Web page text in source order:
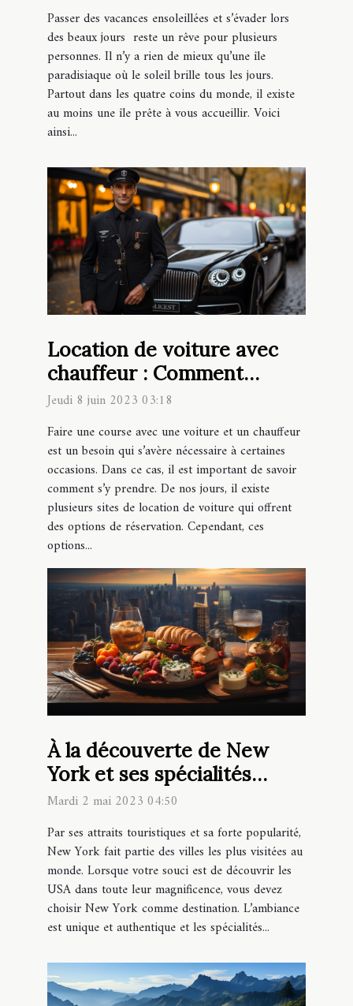
Passer des vacances ensoleillées et s’évader lors
des beaux jours reste un rêve pour plusieurs
personnes. Il n’y a rien de mieux qu’une île
paradisiaque où le soleil brille tous les jours.
Partout dans les quatre coins du monde, il existe
au moins une île prête à vous accueillir. Voici
ainsi...
Location de voiture avec
chauffeur : Comment
réserver facilement votre
course en ligne ?
Jeudi 8 juin 2023 03:18
Faire une course avec une voiture et un chauffeur
est un besoin qui s’avère nécessaire à certaines
occasions. Dans ce cas, il est important de savoir
comment s’y prendre. De nos jours, il existe
plusieurs sites de location de voiture qui offrent
des options de réservation. Cependant, ces
options...
À la découverte de New
York et ses spécialités
culinaires
Mardi 2 mai 2023 04:50
Par ses attraits touristiques et sa forte popularité,
New York fait partie des villes les plus visitées au
monde. Lorsque votre souci est de découvrir les
USA dans toute leur magnificence, vous devez
choisir New York comme destination. L’ambiance
est unique et authentique et les spécialités...